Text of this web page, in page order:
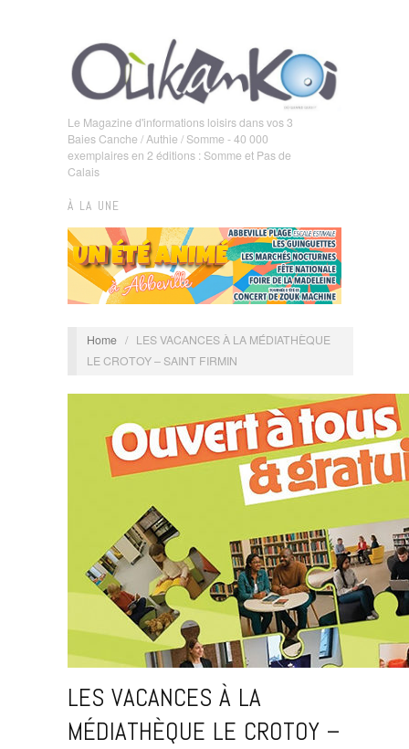
Le Magazine d'informations loisirs dans vos 3
Baies Canche / Authie / Somme - 40 000
exemplaires en 2 éditions : Somme et Pas de
Calais
À LA UNE
Home / LES VACANCES À LA MÉDIATHÈQUE
LE CROTOY – SAINT FIRMIN
LES VACANCES À LA
MÉDIATHÈQUE LE CROTOY –